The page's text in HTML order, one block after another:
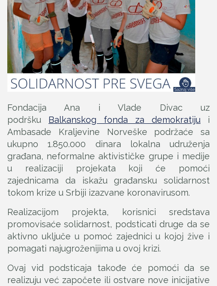
Fondacija Ana i Vlade Divac uz
podršku Balkanskog fonda za demokratiju i
Ambasade Kraljevine Norveške podržaće sa
ukupno 1.850.000 dinara lokalna udruženja
građana, neformalne aktivističke grupe i medije
u realizaciji projekata koji će pomoći
zajednicama da iskažu građansku solidarnost
tokom krize u Srbiji izazvane koronavirusom.
Realizacijom projekta, korisnici sredstava
promovisaće solidarnost, podsticati druge da se
aktivno uključe u pomoć zajednici u kojoj žive i
pomagati najugroženijima u ovoj krizi.
Ovaj vid podsticaja takođe će pomoći da se
realizuju već započete ili ostvare nove inicijative